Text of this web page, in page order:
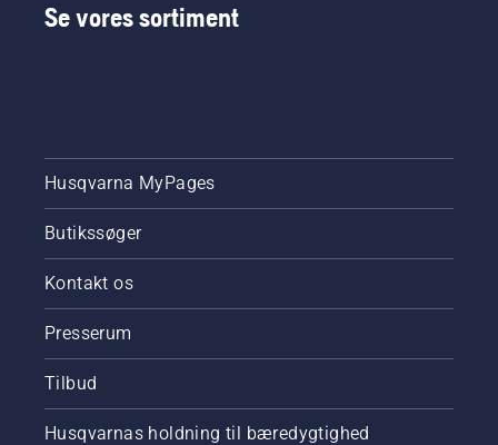
Se vores sortiment
Husqvarna MyPages
Butikssøger
Kontakt os
Presserum
Tilbud
Husqvarnas holdning til bæredygtighed